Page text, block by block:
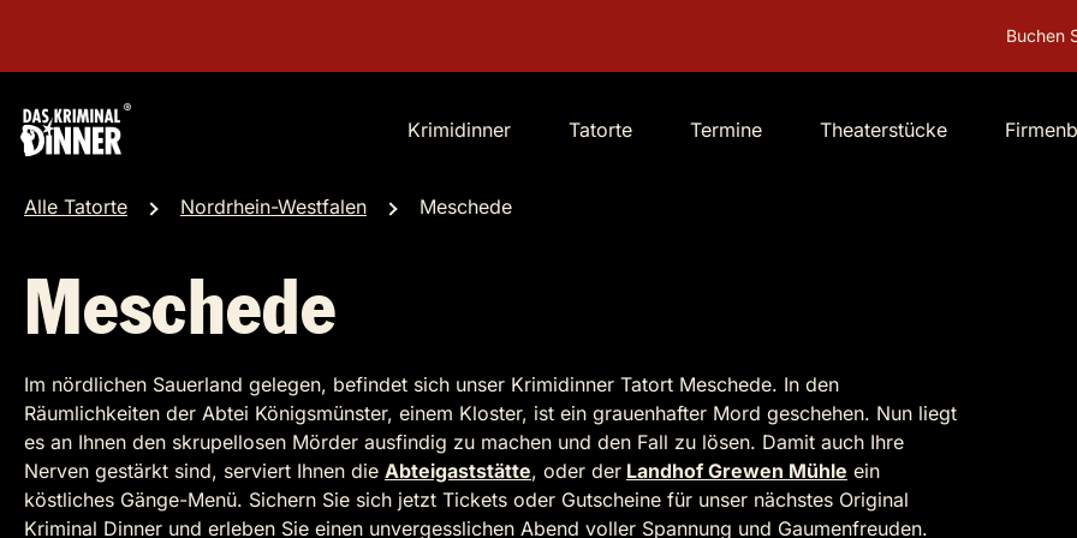
Buchen Sie
Krimidinner Tatorte Termine Theaterstücke
Alle Tatorte Nordrhein-Westfalen Meschede
Meschede
Im nördlichen Sauerland gelegen, befindet sich unser Krimidinner Tatort Meschede. In den
Räumlichkeiten der Abtei Königsmünster, einem Kloster, ist ein grauenhafter Mord geschehen. Nun liegt
es an Ihnen den skrupellosen Mörder ausfindig zu machen und den Fall zu lösen. Damit auch Ihre
Nerven gestärkt sind, serviert Ihnen die Abteigaststätte, oder der Landhof Grewen Mühle ein
köstliches Gänge-Menü. Sichern Sie sich jetzt Tickets oder Gutscheine für unser nächstes Original
Kriminal Dinner und erleben Sie einen unvergesslichen Abend voller Spannung und Gaumenfreuden.